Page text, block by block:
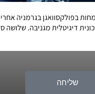
בפולקסוואגן בגרמניה
דיגיטלית מגניבה. שלושה
שליחה